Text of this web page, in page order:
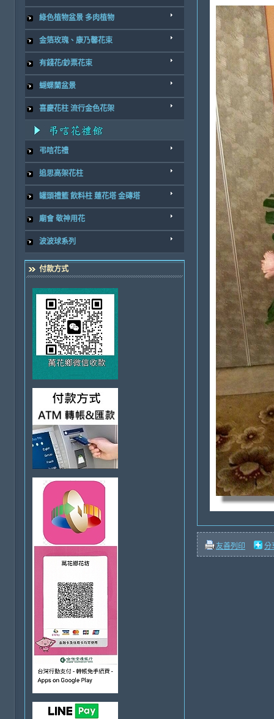
綠色植物盆景 多肉植物
金箔玫瑰、康乃馨花束
有錢花/鈔票花束
蝴蝶蘭盆景
喜慶花柱 流行金色花架
弔唁花禮
追思高架花柱
罐頭禮籃 飲料柱 蓮花塔 金磚塔
廟會 敬神用花
波波球系列
付款方式
友善列印 分